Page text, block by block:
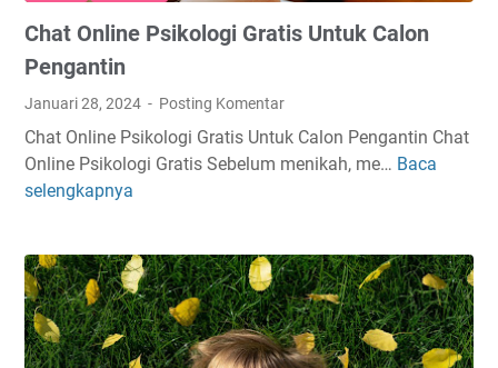
Chat Online Psikologi Gratis Untuk Calon
Pengantin
Januari 28, 2024 Posting Komentar
Chat Online Psikologi Gratis Untuk Calon Pengantin Chat
Online Psikologi Gratis Sebelum menikah, me… Baca
selengkapnya
C
O
n
l
i